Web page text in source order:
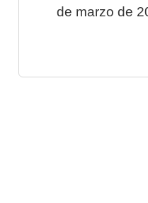
de marzo de